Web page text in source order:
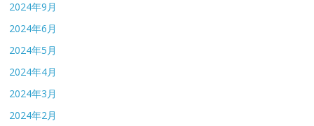
2024年9月
2024年6月
2024年5月
2024年4月
2024年3月
2024年2月